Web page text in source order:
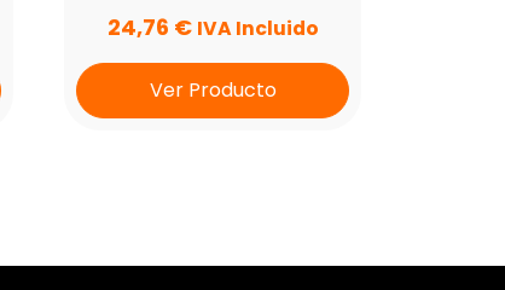
24,76 € IVA Incluido
Ver Producto